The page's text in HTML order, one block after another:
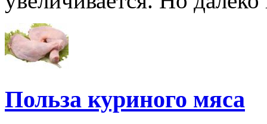
Польза куриного мяса